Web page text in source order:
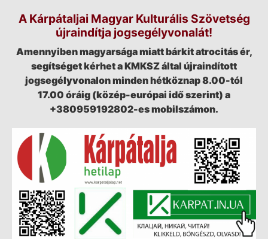
A Kárpátaljai Magyar Kulturális Szövetség
újraindítja jogsegélyvonalát!
Amennyiben magyarsága miatt bárkit atrocitás ér,
segítséget kérhet a KMKSZ által újraindított
jogsegélyvonalon minden hétköznap 8.00-tól
17.00 óráig (közép-európai idő szerint) a
+380959192802-es mobilszámon.